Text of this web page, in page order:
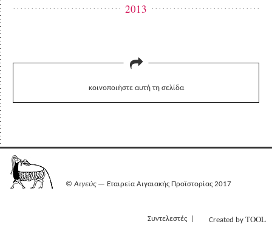
2013
κοινοποιήστε αυτή τη σελίδα
©Αιγεύς— Εταιρεία Αιγαιακής Προϊστορίας 2017
Συντελεστές Created by TOOL